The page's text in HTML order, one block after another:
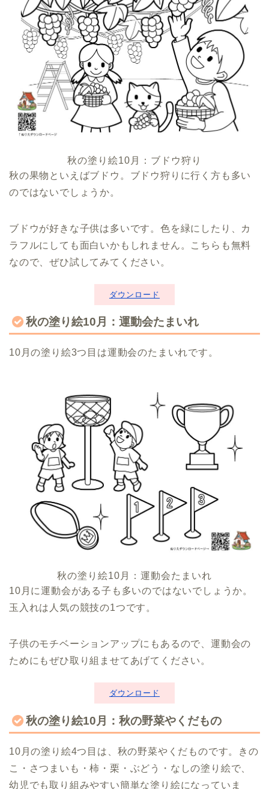
秋の塗り絵10月：ブドウ狩り
秋の果物といえばブドウ。ブドウ狩りに行く方も多い
のではないでしょうか。
ブドウが好きな子供は多いです。色を緑にしたり、カ
ラフルにしても面白いかもしれません。こちらも無料
なので、ぜひ試してみてください。
ダウンロード
秋の塗り絵10月：運動会たまいれ
10月の塗り絵3つ目は運動会のたまいれです。
秋の塗り絵10月：運動会たまいれ
10月に運動会がある子も多いのではないでしょうか。
玉入れは人気の競技の1つです。
子供のモチベーションアップにもあるので、運動会の
ためにもぜひ取り組ませてあげてください。
ダウンロード
秋の塗り絵10月：秋の野菜やくだもの
10月の塗り絵4つ目は、秋の野菜やくだものです。きの
こ・さつまいも・柿・栗・ぶどう・なしの塗り絵で、
幼児でも取り組みやすい簡単な塗り絵になっていま